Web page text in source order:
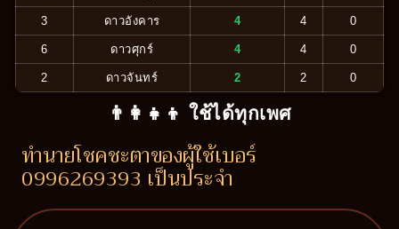
3 ดาวอังคาร 4 4 0
6 ดาวศุกร์ 4 4 0
2 ดาวจันทร์ 2 2 0
👨‍👩‍👧‍👦 ใช้ได้ทุกเพศ
ทำนายโชคชะตาของผู้ใช้เบอร์
0996269393 เป็นประจำ